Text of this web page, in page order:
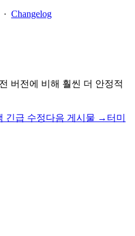
· Changelog
버전에 비해 훨씬 더 안정적
긴급 수정다음 게시물 → 터미